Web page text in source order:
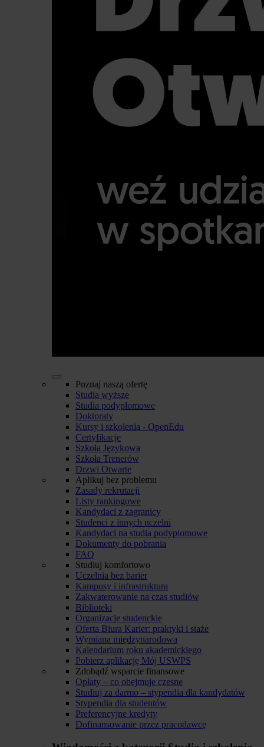
Poznaj naszą ofertę
Studia wyższe
Studia podyplomowe
Doktoraty
Kursy i szkolenia - OpenEdu
Certyfikacje
Szkoła Językowa
Szkoła Trenerów
Drzwi Otwarte
Aplikuj bez problemu
Zasady rekrutacji
Listy rankingowe
Kandydaci z zagranicy
Studenci z innych uczelni
Kandydaci na studia podyplomowe
Dokumenty do pobrania
FAQ
Studiuj komfortowo
Uczelnia bez barier
Kampusy i infrastruktura
Zakwaterowanie na czas studiów
Biblioteki
Organizacje studenckie
Oferta Biura Karier: praktyki i staże
Wymiana międzynarodowa
Kalendarium roku akademickiego
Pobierz aplikację Mój USWPS
Zdobądź wsparcie finansowe
Opłaty – co obejmuje czesne
Studiuj za darmo – stypendia dla kandydatów
Stypendia dla studentów
Preferencyjne kredyty
Dofinansowanie przez pracodawcę